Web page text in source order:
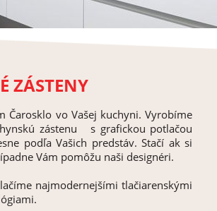
ZÁSTENY
Čarosklo vo Vašej kuchyni. Vyrobíme
zástenu s grafickou potlačou
podľa Vašich predstáv. Stačí ak si
Vám pomôžu naši designéri.
najmodernejšími tlačiarenskými